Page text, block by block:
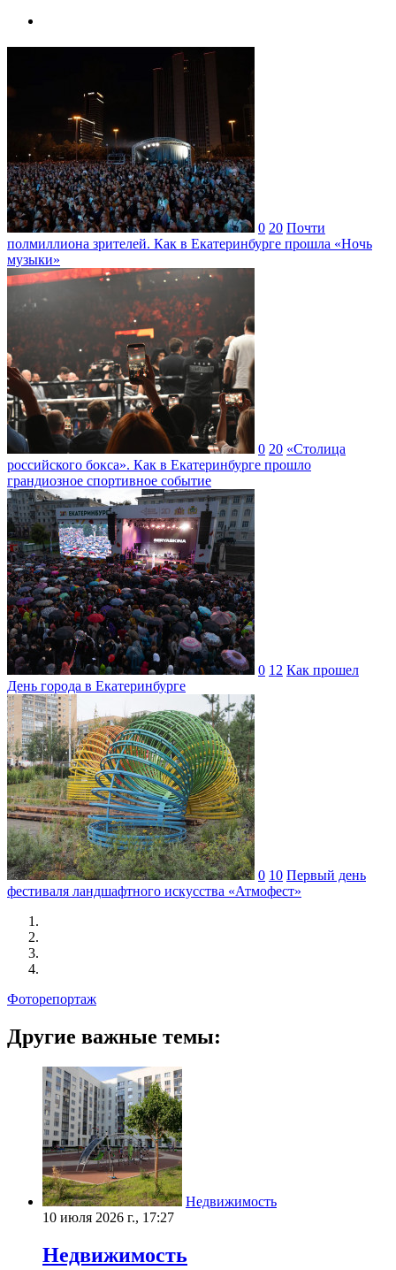
0 20 Почти
полмиллиона зрителей. Как в Екатеринбурге прошла «Ночь
музыки»
0 20 «Столица
российского бокса». Как в Екатеринбурге прошло
грандиозное спортивное событие
0 12 Как прошел
День города в Екатеринбурге
0 10 Первый день
фестиваля ландшафтного искусства «Атмофест»
Фоторепортаж
Другие важные темы:
Недвижимость
10 июля 2026 г., 17:27
Недвижимость